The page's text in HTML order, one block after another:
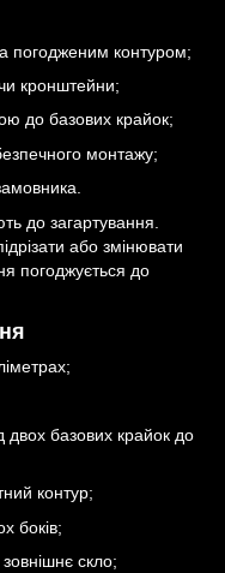
погодженим контуром;
кронштейни;
до базових крайок;
монтажу;
до загартування.
або змінювати
погоджується до
двох базових крайок до
контур;
боків;
скло;